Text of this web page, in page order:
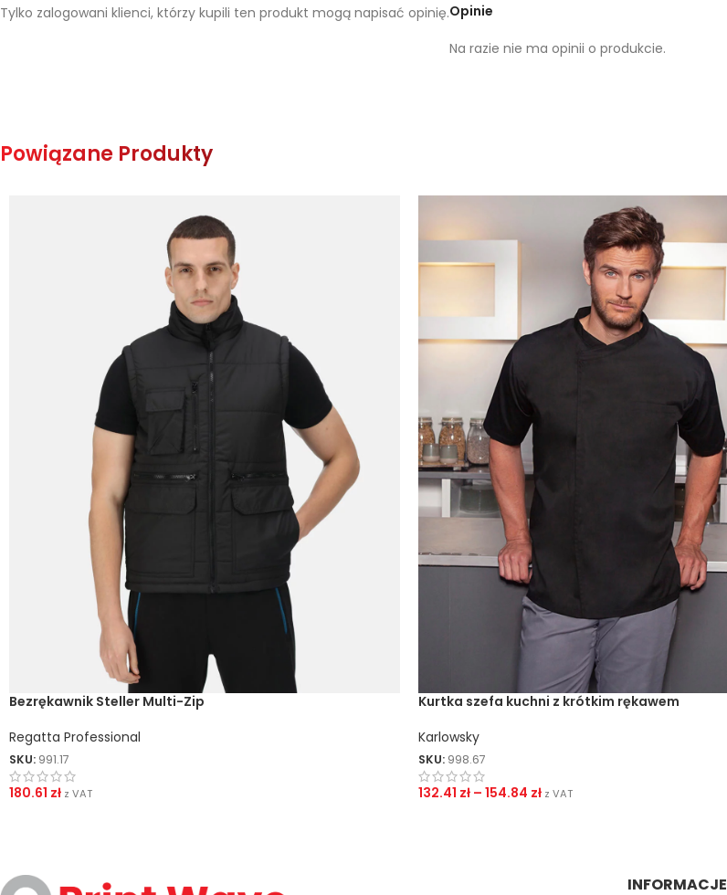
Opinie
Na razie nie ma opinii o produkcie.
Tylko zalogowani klienci, którzy kupili ten produkt mogą napisać opinię.
Powiązane Produkty
Bezrękawnik Steller Multi-Zip
Regatta Professional
SKU: 991.17
180.61 zł z VAT
Kurtka szefa kuchni z krótkim rękawem
Karlowsky
SKU: 998.67
132.41 zł – 154.84 zł z VAT
INFORMACJE